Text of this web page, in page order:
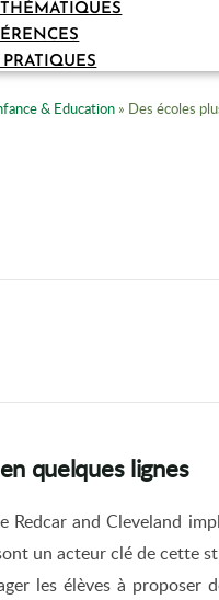
& Education » Des écoles
quelques lignes
Redcar and Cleveland
un acteur clé de cette
les élèves à